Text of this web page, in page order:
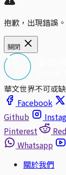
抱歉，出現錯誤
關閉
華文世界不可或
Facebook
Github
Pinterest
Whatsapp
關於我們